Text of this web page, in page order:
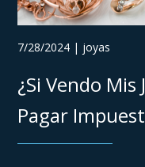
7/28/2024 | joyas
¿Si Vendo Mis
Pagar